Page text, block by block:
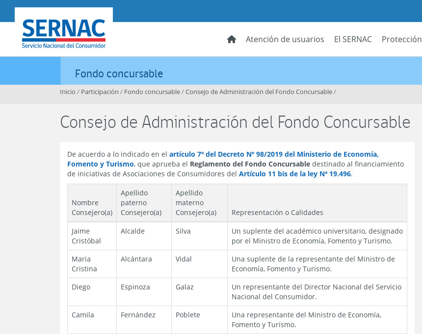
SERNAC
Atención de usuarios El SERNAC Protección
Fondo concursable
Inicio / Participación / Fondo concursable/Consejo de Administración del Fondo Concursable/
Consejo de Administración del Fondo Concursable
De acuerdo a lo indicado en el artículo 7º del Decreto Nº 98/2019 del Ministerio de Economía,
Fomento y Turismo, que aprueba el Reglamento del Fondo Concursable destinado al financiamiento
de iniciativas de Asociaciones de Consumidores del Artículo 11 bis de la ley Nª 19.496.
Nombre
Consejero(a)
Apellido
paterno
Consejero(a)
Apellido
materno
Consejero(a)
Representación o Calidades
Jaime
Cristóbal
Alcalde Silva
Un suplente del académico universitario, designado
por el Ministro de Economía, Fomento y Turismo.
Maria
Cristina
Alcántara Vidal
Una suplente de la representante del Ministro de
Economía, Fomento y Turismo.
Diego
Espinoza Galaz
Un representante del Director Nacional del Servicio
Nacional del Consumidor.
Camila
Fernández Poblete
Una representante del Ministro de Economía,
Fomento y Turismo.